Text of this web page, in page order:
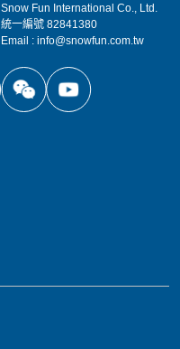
Snow Fun International Co., Ltd.
統一編號 82841380
Email : info@snowfun.com.tw